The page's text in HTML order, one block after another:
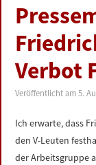
BUNDESTAG
PRESSE
ZUR PERSON
LINKS
Verbot
Veröffentlicht am5.
Ich erwarte, dass
den V-Leuten
der Arbeitsgruppe